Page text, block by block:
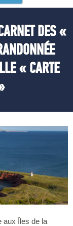
DES «
« CARTE
aux Îles de la